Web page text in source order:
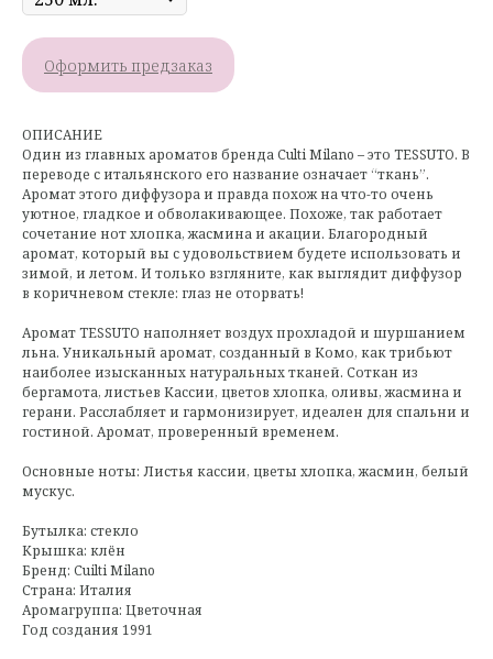
Оформить предзаказ
ОПИСАНИЕ
Один из главных ароматов бренда Culti Milano – это TESSUTO. В
переводе с итальянского его название означает “ткань”.
Аромат этого диффузора и правда похож на что-то очень
уютное, гладкое и обволакивающее. Похоже, так работает
сочетание нот хлопка, жасмина и акации. Благородный
аромат, который вы с удовольствием будете использовать и
зимой, и летом. И только взгляните, как выглядит диффузор
в коричневом стекле: глаз не оторвать!
Аромат TESSUTO наполняет воздух прохладой и шуршанием
льна. Уникальный аромат, созданный в Комо, как трибьют
наиболее изысканных натуральных тканей. Соткан из
бергамота, листьев Кассии, цветов хлопка, оливы, жасмина и
герани. Расслабляет и гармонизирует, идеален для спальни и
гостиной. Аромат, проверенный временем.
Основные ноты: Листья кассии, цветы хлопка, жасмин, белый
мускус.
Бутылка: стекло
Крышка: клён
Бренд: Cuilti Milano
Страна: Италия
Аромагруппа: Цветочная
Год создания 1991